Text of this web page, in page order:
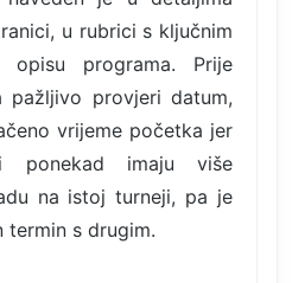
u rubrici s ključnim
programa. Prije
pažljivo provjeri datum,
vrijeme početka jer
ponekad imaju više
na istoj turneji, pa je
termin s drugim.